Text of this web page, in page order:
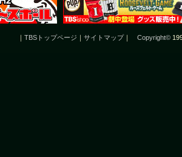
｜ TBSトップページ ｜ サイトマップ｜ Copyright©